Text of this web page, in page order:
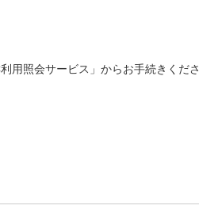
用照会サービス」からお手続きくださ